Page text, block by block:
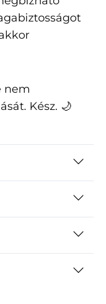
nem
Kész. 🌙